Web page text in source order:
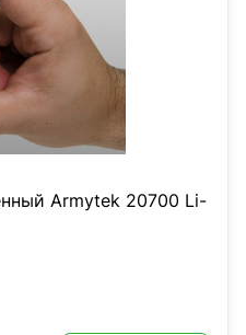
Armytek 20700 Li-